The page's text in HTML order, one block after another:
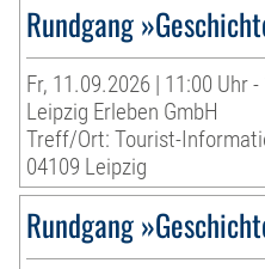
Rundgang
Fr, 11.09.2026 | 11:00 Uhr
Leipzig Erleben GmbH
Treff/Ort: Tourist-
04109 Leipzig
Rundgang